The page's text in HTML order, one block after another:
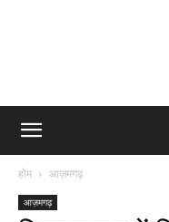
होम आज़मगढ़
आज़मगढ़